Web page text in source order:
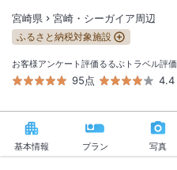
宮崎県 宮崎・シーガイア周辺
ふるさと納税対象施設
お客様アンケート評価
95点
るるぶトラベル評価
4.4
基本情報 プラン 写真